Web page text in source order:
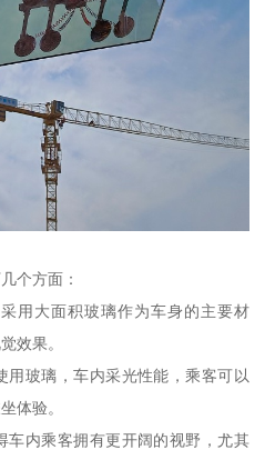
个方面：
用大面积玻璃作为车身的主要材
效果。
用玻璃，车内采光性能，乘客可以
体验。
车内乘客拥有更开阔的视野，尤其